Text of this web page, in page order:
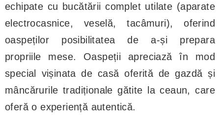
echipate cu bucătării complet utilate (aparate
electrocasnice, veselă, tacâmuri), oferind
oaspeților posibilitatea de a-și prepara
propriile mese. Oaspeții apreciază în mod
special vișinata de casă oferită de gazdă și
mâncărurile tradiționale gătite la ceaun, care
oferă o experiență autentică.